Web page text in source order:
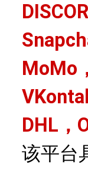
MoMo
DHL，
该平台